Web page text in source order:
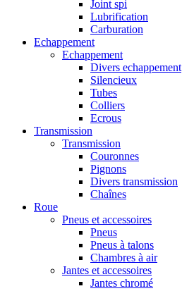
Joint spi
Lubrification
Carburation
Echappement
Echappement
Divers echappement
Silencieux
Tubes
Colliers
Ecrous
Transmission
Transmission
Couronnes
Pignons
Divers transmission
Chaînes
Roue
Pneus et accessoires
Pneus
Pneus à talons
Chambres à air
Jantes et accessoires
Jantes chromé